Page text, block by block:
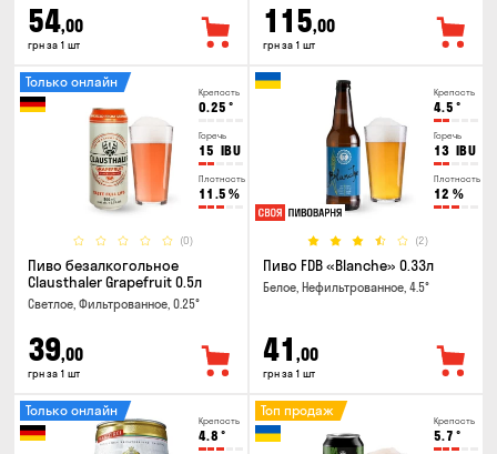
54,00
грн за 1 шт
115,00
грн за 1 шт
Крепость
0.25 °
Горечь
15 IBU
Плотность
11.5 %
(0)
Только онлайн
Пиво безалкогольное
Clausthaler Grapefruit 0.5л
Светлое, Фильтрованное, 0.25°
39,00
грн за 1 шт
Крепость
4.5 °
Горечь
13 IBU
Плотность
12 %
(2)
Пиво FDB «Blanche» 0.33л
Белое, Нефильтрованное, 4.5°
41 ,00
грн за 1 шт
Крепость
4.8 °
Только онлайн
Крепость
5.7 °
Топ продаж